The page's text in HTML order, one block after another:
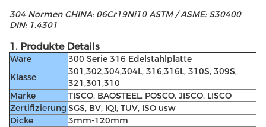
304 Normen CHINA: 06Cr19Ni10 ASTM / ASME: S30400
DIN: 1.4301
1. Produkte Details
Ware
300 Serie 316 Edelstahlplatte
Klasse
301,302,304,304L, 316,316L, 310S, 309S,
321,301,310
Marke
TISCO, BAOSTEEL, POSCO, JISCO, LISCO
Zertifizierung SGS, BV, IQI, TUV, ISO usw
Dicke
3mm-120mm